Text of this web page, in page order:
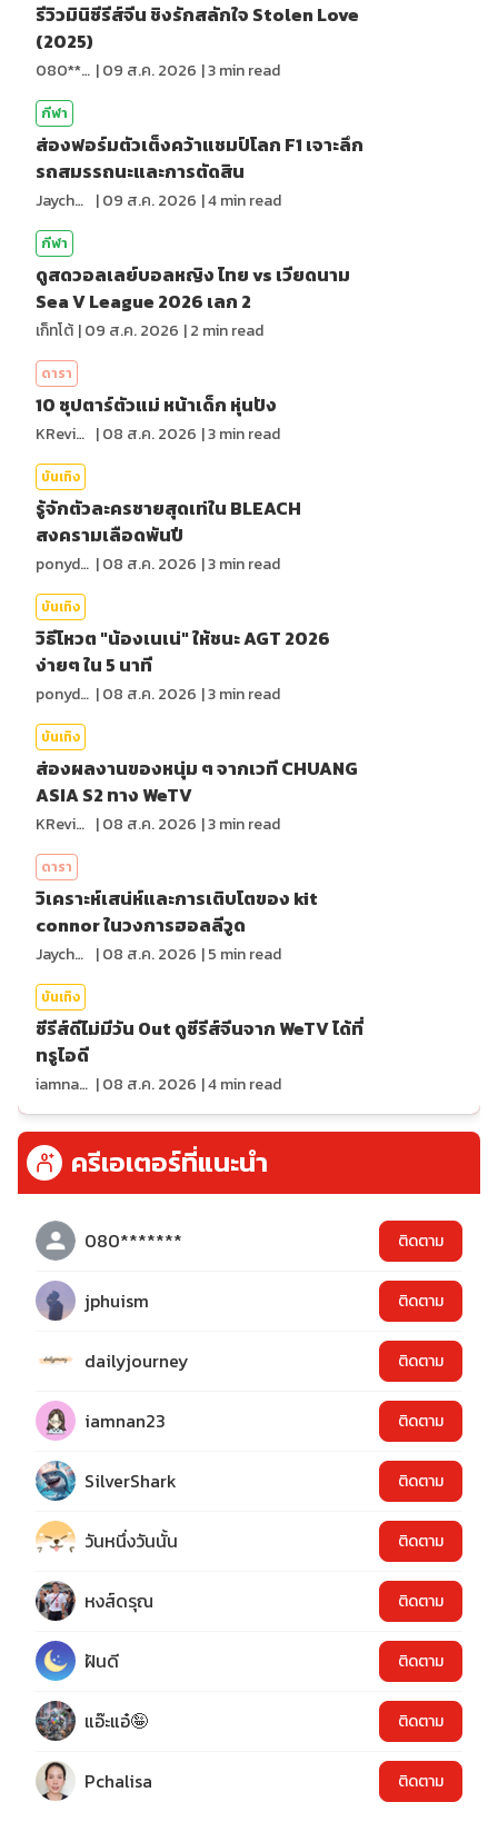
รีวิวมินิซีรีส์จีน ชิงรักสลักใจ Stolen Love
(2025)
080******* |09 ส.ค. 2026 |3min read
กีฬา
ส่องฟอร์มตัวเต็งคว้าแชมป์โลก F1 เจาะลึก
รถสมรรถนะและการตัดสิน
Jaychou |09 ส.ค. 2026 |4min read
กีฬา
ดูสดวอลเลย์บอลหญิง ไทย vs เวียดนาม
Sea V League 2026 เลก 2
เก็ทโต้ |09 ส.ค. 2026 |2 min read
ดารา
10 ซุปตาร์ตัวแม่ หน้าเด็ก หุ่นปัง
KReview |08 ส.ค. 2026 |3min read
บันเทิง
รู้จักตัวละครชายสุดเท่ใน BLEACH
สงครามเลือดพันปี
ponydiary |08 ส.ค. 2026 |3min read
บันเทิง
วิธีโหวต "น้องเนเน่" ให้ชนะ AGT 2026
ง่ายๆ ใน 5 นาที
ponydiary |08 ส.ค. 2026 |3min read
บันเทิง
ส่องผลงานของหนุ่ม ๆ จากเวที CHUANG
ASIA S2 ทาง WeTV
KReview |08 ส.ค. 2026 |3min read
ดารา
วิเคราะห์เสน่ห์และการเติบโตของ kit
connor ในวงการฮอลลีวูด
Jaychou |08 ส.ค. 2026 |5 min read
บันเทิง
ซีรีส์ดีไม่มีวัน Out ดูซีรีส์จีนจาก WeTV ได้ที่
ทรูไอดี
iamnan23 |08 ส.ค. 2026 |4min read
ครีเอเตอร์ที่แนะนำ
080******* ติดตาม
jphuism ติดตาม
dailyjourney ติดตาม
iamnan23 ติดตาม
SilverShark ติดตาม
วันหนึ่งวันนั้น ติดตาม
หงส์ดรุณ ติดตาม
ฝันดี ติดตาม
แอ๊ะแอ๋🤪 ติดตาม
Pchalisa ติดตาม